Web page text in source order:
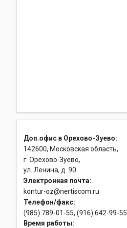
Доп.офис в Орехово-Зуево:
142600, Московская область,
г. Орехово-Зуево,
ул. Ленина, д. 90.
Электронная почта:
kontur-oz@nertiscom.ru
Телефон/факс:
(985) 789-01-55, (916) 642-99-55.
Время работы: